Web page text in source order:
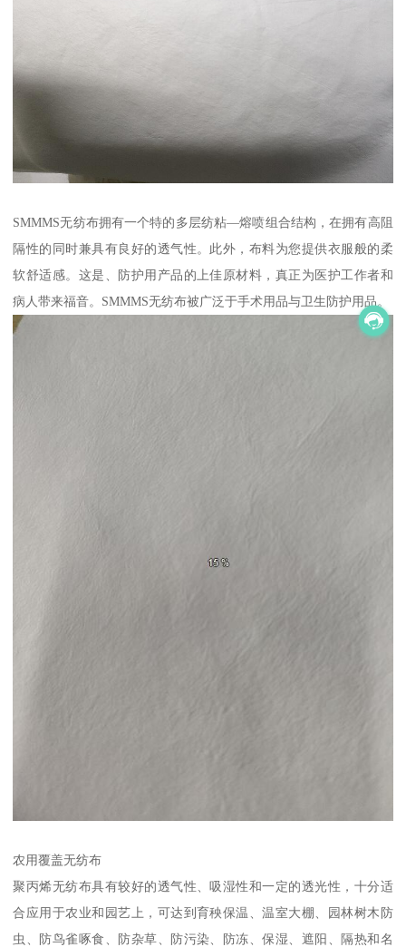
SMMMS无纺布拥有一个特的多层纺粘—熔喷组合结构，在拥有高阻
隔性的同时兼具有良好的透气性。此外，布料为您提供衣服般的柔
软舒适感。这是、防护用产品的上佳原材料，真正为医护工作者和
病人带来福音。SMMMS无纺布被广泛于手术用品与卫生防护用品。
农用覆盖无纺布
聚丙烯无纺布具有较好的透气性、吸湿性和一定的透光性，十分适
合应用于农业和园艺上，可达到育秧保温、温室大棚、园林树木防
虫、防鸟雀啄食、防杂草、防污染、防冻、保湿、遮阳、隔热和名